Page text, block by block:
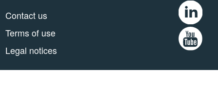
Contact us
Terms of use
Legal notices